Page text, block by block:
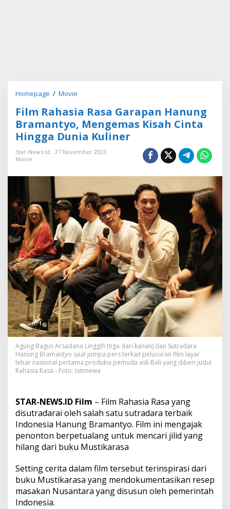
Homepage / Movie
l
m
R
a
h
i
R
a
s
a
G
a
r
a
p
a
n
a
n
u
n
g
B
r
a
n
y
o
,
M
n
g
e
m
Film Rahasia Rasa Garapan Hanung
Bramantyo, Mengemas Kisah Cinta
Hingga Dunia Kuliner
Star-News.id
27 November 2023
Movie
Agung Bagus Arsadana Linggih (tiga dari kanan) dan Sutradara
Hanung Bramantyo saat jumpa pers terkait pelucuran film layar
lebar nasional pertama produksi pemuda asli Bali yang diberi judul
Rahasia Rasa - Foto: Istimewa
STAR-NEWS.ID Film – Film Rahasia Rasa yang
disutradarai oleh salah satu sutradara terbaik
Indonesia Hanung Bramantyo. Film ini mengajak
penonton berpetualang untuk mencari jilid yang
hilang dari buku Mustikarasa
Setting cerita dalam film tersebut terinspirasi dari
buku Mustikarasa yang mendokumentasikan resep
masakan Nusantara yang disusun oleh pemerintah
Indonesia.